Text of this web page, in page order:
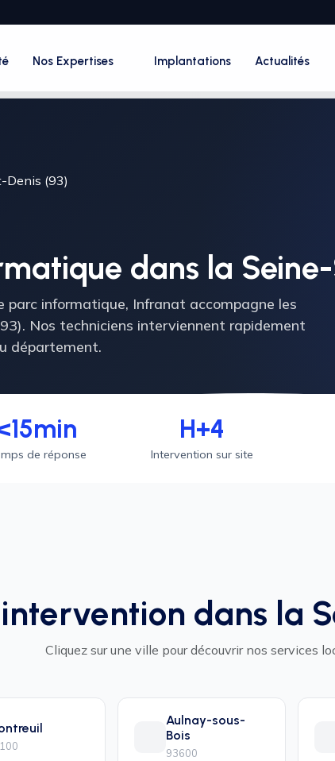
Nos Expertises Implantations Actualités
Denis (93)
dans la
informatique, Infranat accompagne les
Nos techniciens interviennent rapidement
département.
de réponse
H+4
Intervention sur site
dans la
Cliquez sur une ville pour découvrir nos services
Aulnay-sous-
Bois
93600